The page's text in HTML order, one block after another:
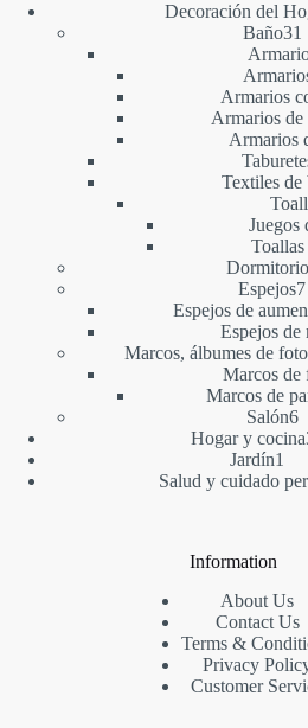
Decoración del
Baño31
Armarios
Armarios de
Armarios
Textiles de
Juegos
Dormitorio
Espejos77
Espejos de
Espejos de
Marcos, álbumes de
Marcos de
Marcos de
Salón66
Hogar y cocina
Jardín1
Salud y cuidado
Information
About Us
Contact Us
Terms &
Privacy
Customer